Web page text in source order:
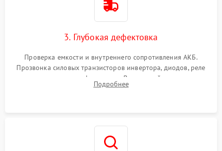
3. Глубокая дефектовка
Проверка емкости и внутреннего сопротивления АКБ.
Прозвонка силовых транзисторов инвертора, диодов, реле
переключения и трансформатора. Визуальный поиск вздутых
конденсаторов и прогаров на печатной плате.
Подробнее